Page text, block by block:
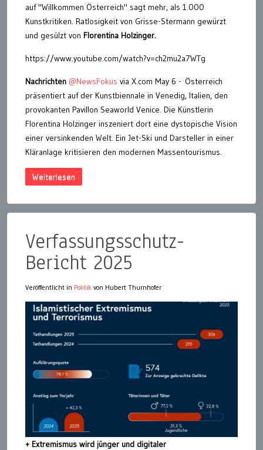
auf "Willkommen Österreich" sagt mehr, als 1.000
Kunstkritiken. Ratlosigkeit von Grisse-Stermann gewürzt
und gesülzt von Florentina Holzinger.
https://www.youtube.com/watch?v=ch2mu2a7WTg
Nachrichten @NewsFokus via X.com May 6 - Österreich
präsentiert auf der Kunstbiennale in Venedig, Italien, den
provokanten Pavillon Seaworld Venice. Die Künstlerin
Florentina Holzinger inszeniert dort eine dystopische Vision
einer versinkenden Welt. Ein Jet-Ski und Darsteller in einer
Kläranlage kritisieren den modernen Massentourismus.
Weiterlesen
Verfassungsschutz-
Bericht 2025
Veröffentlicht in Politik von Hubert Thurnhofer
+ Extremismus wird jünger und digitaler